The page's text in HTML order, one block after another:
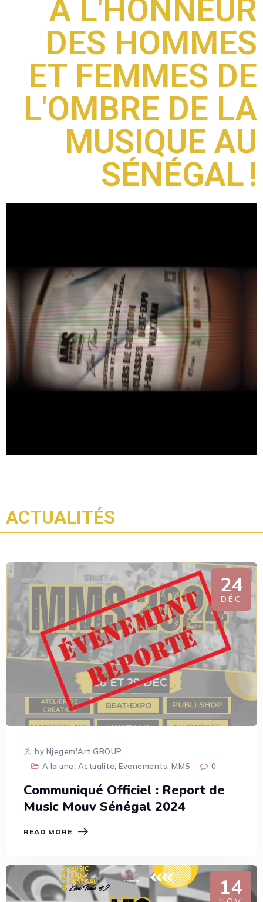
A L'HONNEUR
DES HOMMES
ET FEMMES DE
L'OMBRE DE LA
MUSIQUE AU
SÉNÉGAL !
ACTUALITÉS
24
DÉC
by Njegem'Art GROUP
A la une Actualite ,Evenements ,MMS 0
Communiqué Officiel : Report de
Music Mouv Sénégal 2024
READ MORE
14